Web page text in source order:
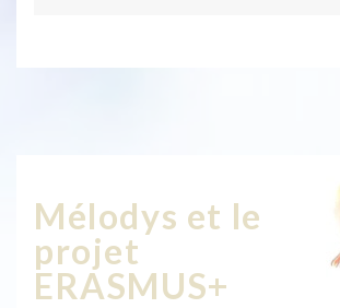
Mélodys et le
projet
ERASMUS+